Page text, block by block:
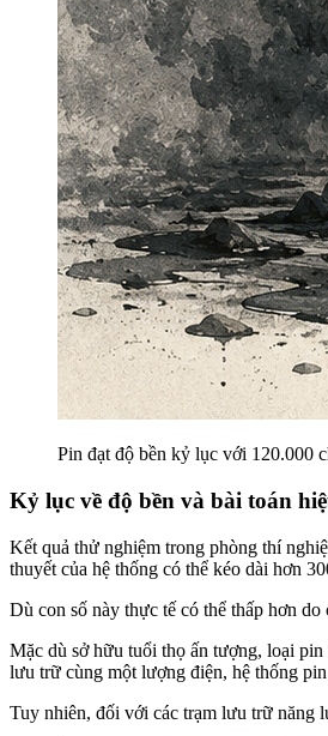
Pin đạt độ bền kỷ lục với 120.000
Kỷ lục về độ bền và bài toán
Kết quả thử nghiệm trong phòng thí
thuyết của hệ thống có thể kéo dài hơn
Dù con số này thực tế có thể thấp hơn
Mặc dù sở hữu tuổi thọ ấn tượng, loại
lưu trữ cùng một lượng điện, hệ thống
Tuy nhiên, đối với các trạm lưu trữ năng